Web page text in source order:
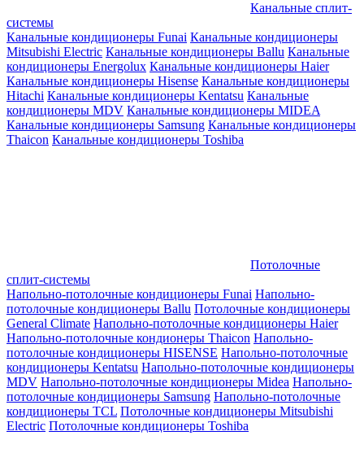
Канальные сплит-
системы
Канальные кондиционеры Funai Канальные кондиционеры
Mitsubishi Electric Канальные кондиционеры Ballu Канальные
кондиционеры Energolux Канальные кондиционеры Haier
Канальные кондиционеры Hisense Канальные кондиционеры
Hitachi Канальные кондиционеры Kentatsu Канальные
кондиционеры MDV Канальные кондиционеры MIDEA
Канальные кондиционеры Samsung Канальные кондиционеры
Thaicon Канальные кондиционеры Toshiba
Потолочные
сплит-системы
Напольно-потолочные кондиционеры Funai Напольно-
потолочные кондиционеры Ballu Потолочные кондиционеры
General Climate Напольно-потолочные кондиционеры Haier
Напольно-потолочные кондионеры Thaicon Напольно-
потолочные кондиционеры HISENSE Напольно-потолочные
кондиционеры Kentatsu Напольно-потолочные кондиционеры
MDV Напольно-потолочные кондиционеры Midea Напольно-
потолочные кондиционеры Samsung Напольно-потолочные
кондиционеры TCL Потолочные кондиционеры Mitsubishi
Electric Потолочные кондиционеры Toshiba